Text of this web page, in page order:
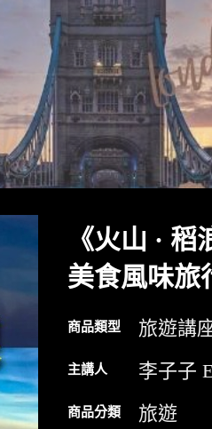
《火山 ·
美食風味旅
商品類型 旅遊講
主講人 李子子
商品分類 旅遊